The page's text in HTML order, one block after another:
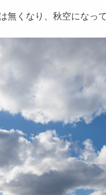
無くなり、秋空になって